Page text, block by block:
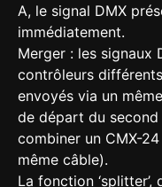
A, le signal DMX
immédiatement.
Merger : les signaux
contrôleurs
envoyés via un
de départ du
combiner un CMX-
même câble).
La fonction